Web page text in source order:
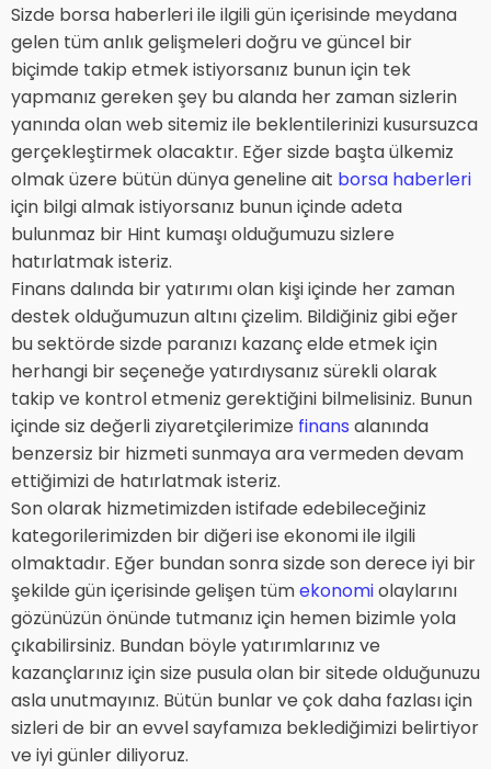
Sizde borsa haberleri ile ilgili gün içerisinde meydana
gelen tüm anlık gelişmeleri doğru ve güncel bir
biçimde takip etmek istiyorsanız bunun için tek
yapmanız gereken şey bu alanda her zaman sizlerin
yanında olan web sitemiz ile beklentilerinizi kusursuzca
gerçekleştirmek olacaktır. Eğer sizde başta ülkemiz
olmak üzere bütün dünya geneline ait borsa haberleri
için bilgi almak istiyorsanız bunun içinde adeta
bulunmaz bir Hint kumaşı olduğumuzu sizlere
hatırlatmak isteriz.
Finans dalında bir yatırımı olan kişi içinde her zaman
destek olduğumuzun altını çizelim. Bildiğiniz gibi eğer
bu sektörde sizde paranızı kazanç elde etmek için
herhangi bir seçeneğe yatırdıysanız sürekli olarak
takip ve kontrol etmeniz gerektiğini bilmelisiniz. Bunun
içinde siz değerli ziyaretçilerimize finans alanında
benzersiz bir hizmeti sunmaya ara vermeden devam
ettiğimizi de hatırlatmak isteriz.
Son olarak hizmetimizden istifade edebileceğiniz
kategorilerimizden bir diğeri ise ekonomi ile ilgili
olmaktadır. Eğer bundan sonra sizde son derece iyi bir
şekilde gün içerisinde gelişen tümekonomiolaylarını
gözünüzün önünde tutmanız için hemen bizimle yola
çıkabilirsiniz. Bundan böyle yatırımlarınız ve
kazançlarınız için size pusula olan bir sitede olduğunuzu
asla unutmayınız. Bütün bunlar ve çok daha fazlası için
sizleri de bir an evvel sayfamıza beklediğimizi belirtiyor
ve iyi günler diliyoruz.